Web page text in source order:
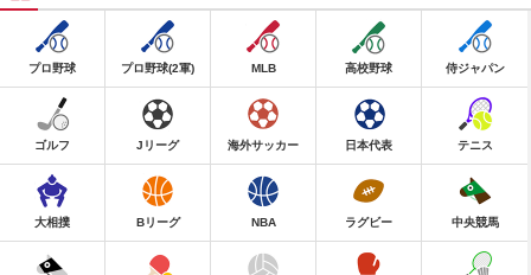
プロ野球 プロ野球(2軍) MLB 高校野球 侍ジャパン
ゴルフ Jリーグ 海外サッカー 日本代表 テニス
大相撲 Bリーグ NBA ラグビー 中央競馬